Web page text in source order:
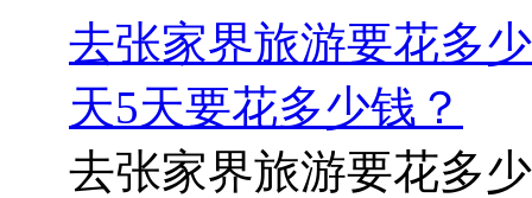
去张家界旅游要花多
天5天要花多少钱？
去张家界旅游要花多